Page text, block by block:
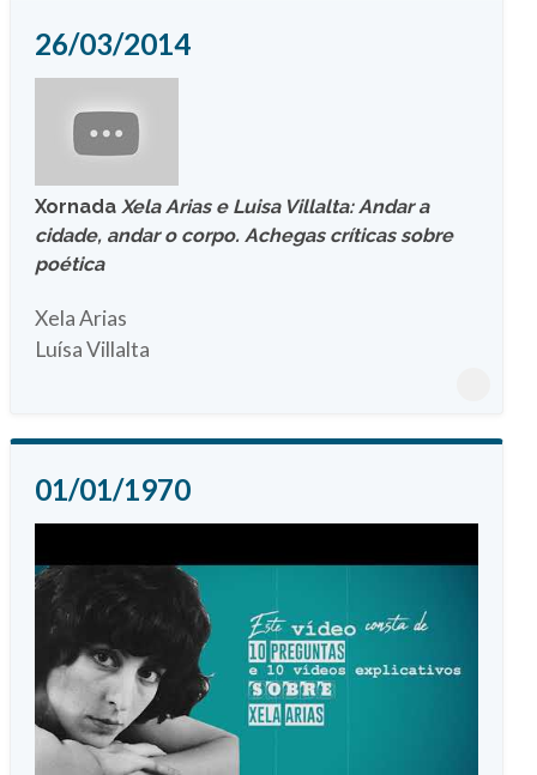
26/03/2014
Xornada Xela Arias e Luisa Villalta: Andar a
cidade, andar o corpo. Achegas críticas sobre
poética
Xela Arias
Luísa Villalta
01/01/1970